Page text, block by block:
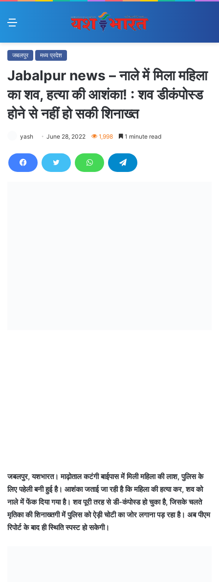
Menu
जबलपुर मध्य प्रदेश
Jabalpur news – नाले में मिला महिला
का शव, हत्या की आशंका! : शव डीकंपोस्ड
होने से नहीं हो सकी शिनाख्त
yash June 28, 2022 1,998 1 minute read
जबलपुर, यशभारत। माढ़ोताल कटंगी बाईपास में मिली महिला की लाश, पुलिस के
लिए पहेली बनी हुई है। आशंका जताई जा रही है कि महिला की हत्या कर, शव को
नाले में फेंक दिया गया है। शव पूरी तरह से डी-कंपोस्ड हो चुका है, जिसके चलते
मृतिका की शिनाख्तगी में पुलिस को ऐड़ी चोटी का जोर लगाना पड़ रहा है। अब पीएम
रिपोर्ट के बाद ही स्थिति स्पस्ट हो सकेगी।